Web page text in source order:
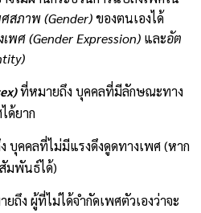
สภาพ (Gender)ของตนเองได้
พศ (Gender Expression) และอัต
ที่หมายถึง บุคคลที่มีลักษณะทาง
ด้ยาก
บุคคลที่ไม่มีแรงดึงดูดทางเพศ (หาก
มพันธ์ได้)
ถึง ผู้ที่ไม่ได้จำกัดเพศตัวเองว่าจะ